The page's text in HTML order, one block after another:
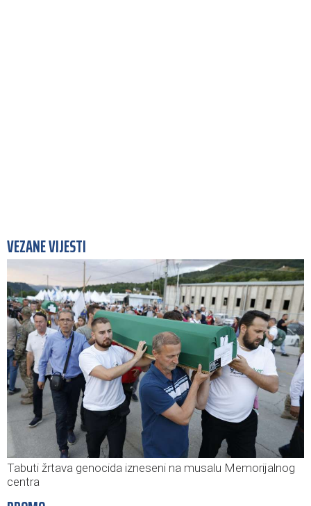
VEZANE VIJESTI
Tabuti žrtava genocida izneseni na musalu Memorijalnog
centra